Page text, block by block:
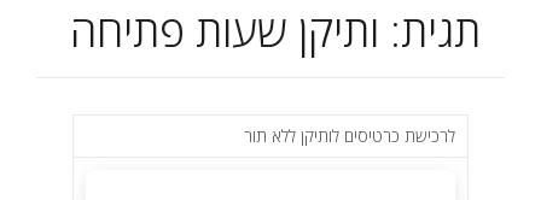
תגית: ותיקן שעות פתיחה
לרכישת כרטיסים לותיקן ללא תור